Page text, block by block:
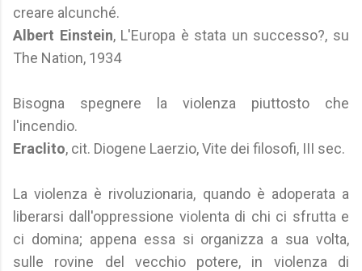
creare alcunché.
Albert Einstein, L'Europa è stata un successo?, su
The Nation, 1934
Bisogna spegnere la violenza piuttosto che
l'incendio.
Eraclito, cit. Diogene Laerzio, Vite dei filosofi, III sec.
La violenza è rivoluzionaria, quando è adoperata a
liberarsi dall'oppressione violenta di chi ci sfrutta e
ci domina; appena essa si organizza a sua volta,
sulle rovine del vecchio potere, in violenza di